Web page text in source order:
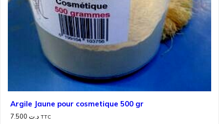
Argile Jaune pour cosmetique 500 gr
د.ت TTC